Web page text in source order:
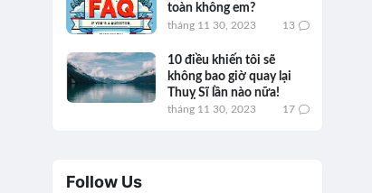
toàn không em?
tháng 11 30, 2023 13
10 điều khiến tôi sẽ
không bao giờ quay lại
Thuỵ Sĩ lần nào nữa!
tháng 11 30, 2023 17
Follow Us